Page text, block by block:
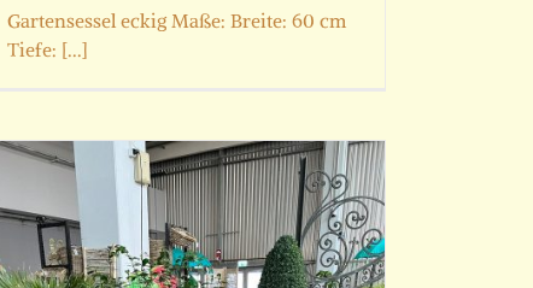
Gartensessel eckig Maße: Breite: 60 cm
Tiefe: [...]